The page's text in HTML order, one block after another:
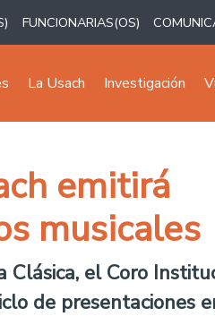
FUNCIONARIAS(OS)
La Usach Investigación
emitirá
musicales
el Coro
de presentaciones